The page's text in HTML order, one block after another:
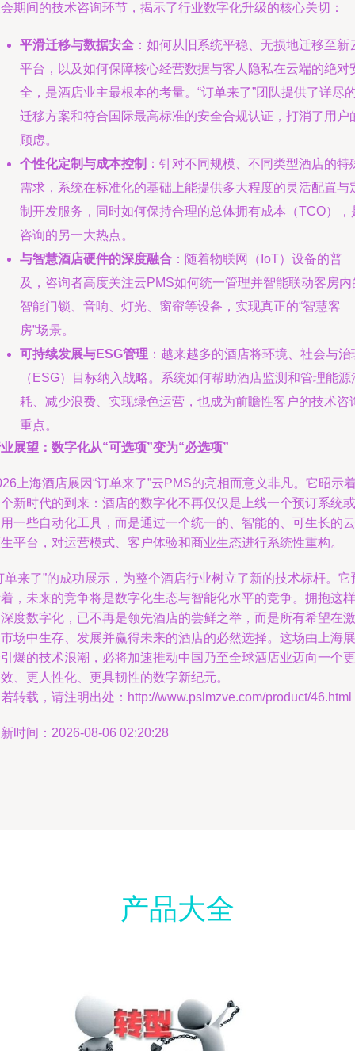
期间的技术咨询环节，揭示了行业数字化升级的核心关切：
平滑迁移与数据安全 ：如何从旧系统平稳、无损地迁移至新
平台，以及如何保障核心经营数据与客人隐私在云端的绝对
全，是酒店业主最根本的考量。“订单来了”团队提供了详尽
迁移方案和符合国际最高标准的安全合规认证，打消了用户
顾虑。
个性化定制与成本控制 ：针对不同规模、不同类型酒店的特
需求，系统在标准化的基础上能提供多大程度的灵活配置与
制开发服务，同时如何保持合理的总体拥有成本（TCO），
咨询的另一大热点。
与智慧酒店硬件的深度融合 ：随着物联网（IoT）设备的普
及，咨询者高度关注云PMS如何统一管理并智能联动客房内
智能门锁、音响、灯光、窗帘等设备，实现真正的“智慧客
房”场景。
可持续发展与ESG管理 ：越来越多的酒店将环境、社会与治
（ESG）目标纳入战略。系统如何帮助酒店监测和管理能源
耗、减少浪费、实现绿色运营，也成为前瞻性客户的技术咨
重点。
展望：数字化从“可选项”变为“必选项”
上海酒店展因“订单来了”云PMS的亮相而意义非凡。它昭示
新时代的到来：酒店的数字化不再仅仅是上线一个预订系统或
一些自动化工具，而是通过一个统一的、智能的、可生长的云
平台，对运营模式、客户体验和商业生态进行系统性重构。
单来了”的成功展示，为整个酒店行业树立了新的技术标杆。它
，未来的竞争将是数字化生态与智能化水平的竞争。拥抱这样
度数字化，已不再是领先酒店的尝鲜之举，而是所有希望在激
场中生存、发展并赢得未来的酒店的必然选择。这场由上海展
爆的技术浪潮，必将加速推动中国乃至全球酒店业迈向一个更
、更人性化、更具韧性的数字新纪元。
转载，请注明出处：http://www.pslmzve.com/product/46.html
时间：2026-08-06 02:20:28
产品大全